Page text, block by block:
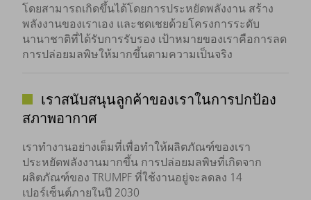
โดยสามารถเกิดขึ้นได้โดยการประหยัดพลังงาน สร้าง
พลังงานของเราเอง และชดเชยด้วยโครงการระดับ
นานาชาติที่ได้รับการรับรอง เป้าหมายของเราคือการลด
การปล่อยมลพิษให้มากขึ้นตามความเป็นจริง
เราสนับสนุนลูกค้าของเราในการปกป้อง
สภาพอากาศ
เราทำงานอย่างเต็มที่เพื่อทำให้ผลิตภัณฑ์ของเรา
ประหยัดพลังงานมากขึ้น การปล่อยมลพิษที่เกิดจาก
ผลิตภัณฑ์ของ TRUMPF ที่ใช้งานอยู่จะลดลง 14
เปอร์เซ็นต์ภายในปี 2030